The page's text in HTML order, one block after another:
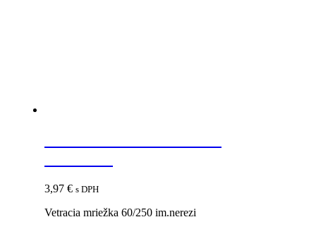
3,97 € s DPH
Vetracia mriežka 60/250 im.nerezi